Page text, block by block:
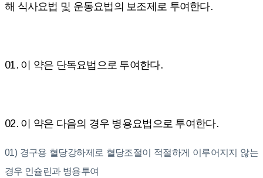
해 식사요법 및 운동요법의 보조제로 투여한다.
01. 이 약은 단독요법으로 투여한다.
02. 이 약은 다음의 경우 병용요법으로 투여한다.
01) 경구용 혈당강하제로 혈당조절이 적절하게 이루어지지 않는
경우 인슐린과 병용투여